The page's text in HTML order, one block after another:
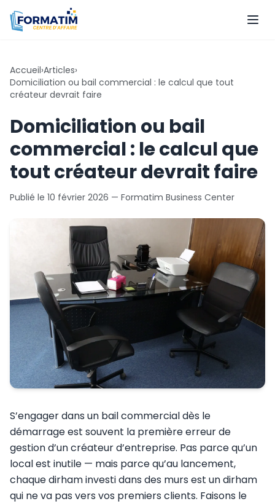
Accueil›Articles›
Domiciliation ou bail commercial : le calcul que tout
créateur devrait faire
Domiciliation ou bail
commercial : le calcul que
tout créateur devrait faire
Publié le 10 février 2026 — Formatim Business Center
S’engager dans un bail commercial dès le
démarrage est souvent la première erreur de
gestion d’un créateur d’entreprise. Pas parce qu’un
local est inutile — mais parce qu’au lancement,
chaque dirham investi dans des murs est un dirham
qui ne va pas vers vos premiers clients. Faisons le